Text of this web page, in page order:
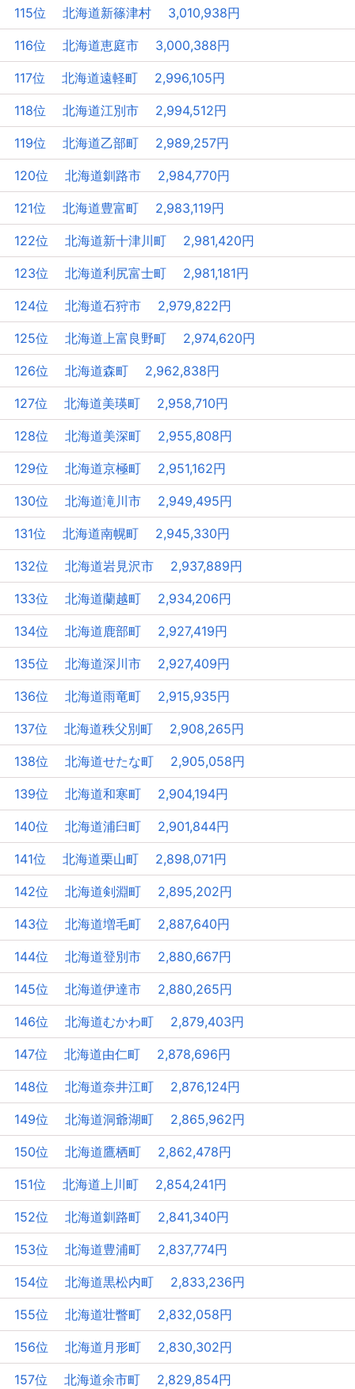
115位 北海道新篠津村 3,010,938円
116位 北海道恵庭市 3,000,388円
117位 北海道遠軽町 2,996,105円
118位 北海道江別市 2,994,512円
119位 北海道乙部町 2,989,257円
120位 北海道釧路市 2,984,770円
121位 北海道豊富町 2,983,119円
122位 北海道新十津川町 2,981,420円
123位 北海道利尻富士町 2,981,181円
124位 北海道石狩市 2,979,822円
125位 北海道上富良野町 2,974,620円
126位 北海道森町 2,962,838円
127位 北海道美瑛町 2,958,710円
128位 北海道美深町 2,955,808円
129位 北海道京極町 2,951,162円
130位 北海道滝川市 2,949,495円
131位 北海道南幌町 2,945,330円
132位 北海道岩見沢市 2,937,889円
133位 北海道蘭越町 2,934,206円
134位 北海道鹿部町 2,927,419円
135位 北海道深川市 2,927,409円
136位 北海道雨竜町 2,915,935円
137位 北海道秩父別町 2,908,265円
138位 北海道せたな町 2,905,058円
139位 北海道和寒町 2,904,194円
140位 北海道浦臼町 2,901,844円
141位 北海道栗山町 2,898,071円
142位 北海道剣淵町 2,895,202円
143位 北海道増毛町 2,887,640円
144位 北海道登別市 2,880,667円
145位 北海道伊達市 2,880,265円
146位 北海道むかわ町 2,879,403円
147位 北海道由仁町 2,878,696円
148位 北海道奈井江町 2,876,124円
149位 北海道洞爺湖町 2,865,962円
150位 北海道鷹栖町 2,862,478円
151位 北海道上川町 2,854,241円
152位 北海道釧路町 2,841,340円
153位 北海道豊浦町 2,837,774円
154位 北海道黒松内町 2,833,236円
155位 北海道壮瞥町 2,832,058円
156位 北海道月形町 2,830,302円
157位 北海道余市町 2,829,854円